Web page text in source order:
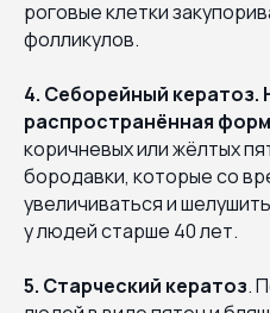
роговые клетки
фолликулов.
4. Себорейный кератоз.
распространённая
коричневых или жёлтых
бородавки, которые со
увеличиваться и
у людей старше 40 лет.
5. Старческий кератоз.